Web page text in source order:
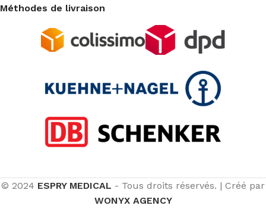
Méthodes de livraison
© 2024 ESPRY MEDICAL - Tous droits réservés. | Créé par
WONYX AGENCY